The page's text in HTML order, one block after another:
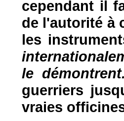
cependant il
de l'autorité à
les
le
guerriers
vraies